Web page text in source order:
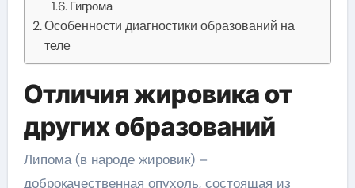
Гигрома
Особенности диагностики образований на
теле
Отличия жировика от
других образований
Липома (в народе жировик) –
доброкачественная опухоль, состоящая из